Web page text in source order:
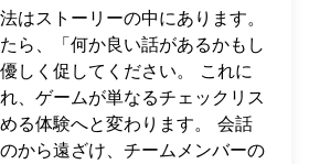
はストーリーの中にあります。
ら、「何か良い話があるかもし
しく促してください。 これに
、ゲームが単なるチェックリス
る体験へと変わります。 会話
から遠ざけ、チームメンバーの